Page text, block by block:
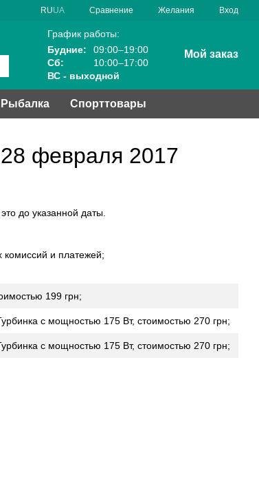
RUUA Сравнение Желания Вход
График работы:
Будние:
09:00–19:00
Сб:
10:00–17:00
ВС - выходной
Мой заказ
Рыбалка Спорттовары
февраля 2017
до указанной даты.
комиссий и платежей;
199 грн;
с мощностью 175 Вт, стоимостью 270 грн;
с мощностью 175 Вт, стоимостью 270 грн;